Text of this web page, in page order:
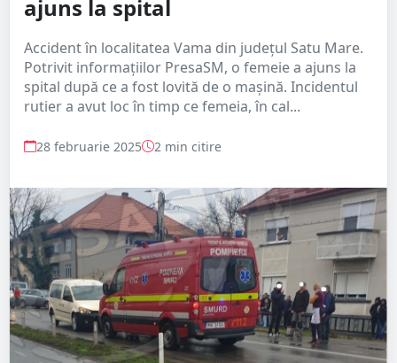
ajuns la spital
Accident în localitatea Vama din județul Satu Mare.
Potrivit informațiilor PresaSM, o femeie a ajuns la
spital după ce a fost lovită de o mașină. Incidentul
rutier a avut loc în timp ce femeia, în cal...
28 februarie 2025 2 min citire